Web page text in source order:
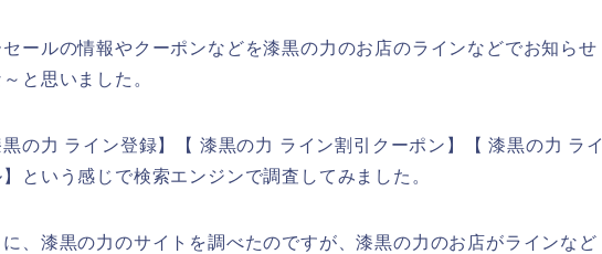
ールの情報やクーポンなどを漆黒の力のお店のラインなどでお知らせ
と思いました。
の力 ライン登録】【 漆黒の力 ライン割引クーポン】【 漆黒の力 ライ
という感じで検索エンジンで調査してみました。
、漆黒の力のサイトを調べたのですが、漆黒の力のお店がラインなど